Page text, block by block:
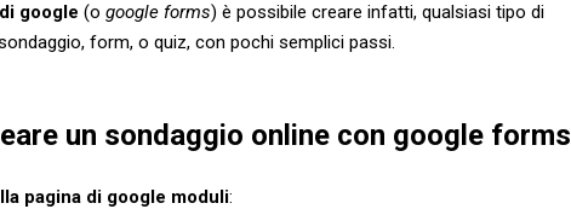
google (o google forms) è possibile creare infatti, qualsiasi tipo di
form, o quiz, con pochi semplici passi.
un sondaggio online con google forms
pagina di google moduli: